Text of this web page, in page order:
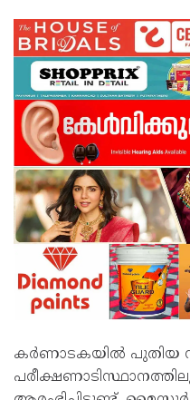
കർണാടകയിൽ പുതിയ